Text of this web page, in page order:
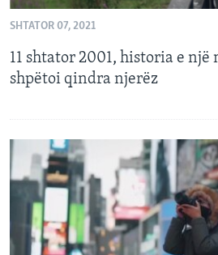
SHTATOR 07, 2021
11 shtator 2001, historia e
shpëtoi qindra njerëz